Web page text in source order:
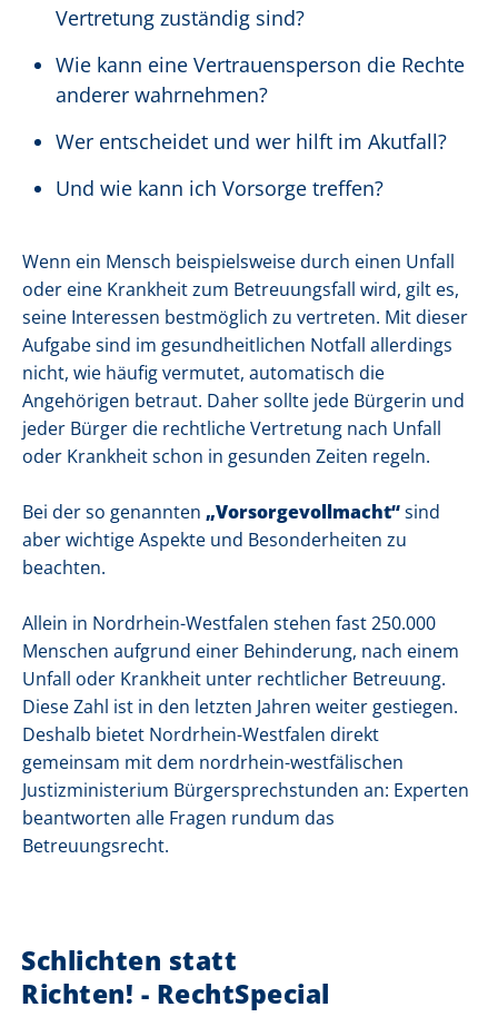
Vertretung zuständig sind?
Wie kann eine Vertrauensperson die Rechte
anderer wahrnehmen?
Wer entscheidet und wer hilft im Akutfall?
Und wie kann ich Vorsorge treffen?
Wenn ein Mensch beispielsweise durch einen Unfall
oder eine Krankheit zum Betreuungsfall wird, gilt es,
seine Interessen bestmöglich zu vertreten. Mit dieser
Aufgabe sind im gesundheitlichen Notfall allerdings
nicht, wie häufig vermutet, automatisch die
Angehörigen betraut. Daher sollte jede Bürgerin und
jeder Bürger die rechtliche Vertretung nach Unfall
oder Krankheit schon in gesunden Zeiten regeln.
Bei der so genannten „Vorsorgevollmacht“sind
aber wichtige Aspekte und Besonderheiten zu
beachten.
Allein in Nordrhein-Westfalen stehen fast 250.000
Menschen aufgrund einer Behinderung, nach einem
Unfall oder Krankheit unter rechtlicher Betreuung.
Diese Zahl ist in den letzten Jahren weiter gestiegen.
Deshalb bietet Nordrhein-Westfalen direkt
gemeinsam mit dem nordrhein-westfälischen
Justizministerium Bürgersprechstunden an: Experten
beantworten alle Fragen rundum das
Betreuungsrecht.
Schlichten statt
Richten! - RechtSpecial